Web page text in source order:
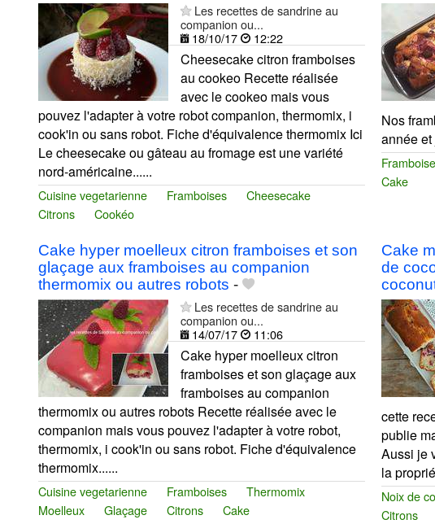
Les recettes de sandrine au
companion ou...
18/10/17
12:22
Cheesecake citron framboises
au cookeo Recette réalisée
avec le cookeo mais vous
pouvez l'adapter à votre robot companion, thermomix, i
cook'in ou sans robot. Fiche d'équivalence thermomix Ici
Le cheesecake ou gâteau au fromage est une variété
nord-américaine......
Cuisine vegetarienne Framboises
Cheesecake
Citrons
Cookéo
Nos
année
Cake
Cake hyper moelleux citron framboises et son
glaçage aux framboises au companion
thermomix ou autres robots -
Les recettes de sandrine au
companion ou...
14/07/17
11:06
Cake hyper moelleux citron
framboises et son glaçage aux
framboises au companion
thermomix ou autres robots Recette réalisée avec le
companion mais vous pouvez l'adapter à votre robot,
thermomix, i cook'in ou sans robot. Fiche d'équivalence
thermomix......
Cuisine vegetarienne Framboises
Thermomix
Moelleux
Glaçage Citrons Cake
Cake
de
cette
publie
Aussi je
la
Noix de
Citrons